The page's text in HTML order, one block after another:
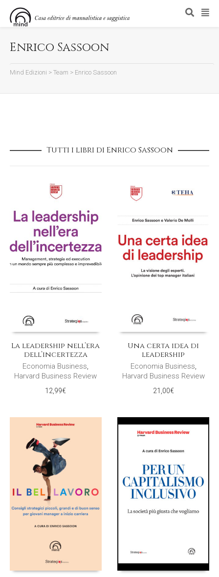
Enrico Sassoon
Mind Edizioni > Team > Enrico Sassoon
Tutti i libri di Enrico Sassoon
La leadership nell’era
dell’incertezza
Economia Business
Harvard Business Review
12,99€
Una certa idea di
leadership
Economia Business
Harvard Business Review
21,00€